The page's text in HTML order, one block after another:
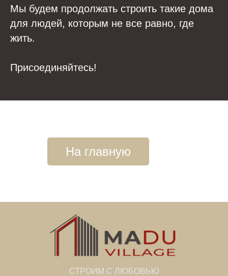
Мы будем продолжать строить такие дома
для людей, которым не все равно, где
жить.
Присоединяйтесь!
На главную
СТРОИМ С ЛЮБОВЬЮ